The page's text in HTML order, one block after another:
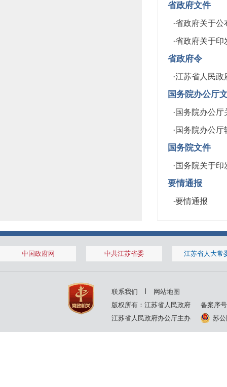
省政府文件
·省政府关于公
·省政府关于印
省政府令
·江苏省人民政
国务院办公厅
·国务院办公厅
·国务院办公厅
国务院文件
·国务院关于印
要情通报
·要情通报
中国政府网 中共江苏省委 江苏省人大常
联系我们
网站地图
版权所有：江苏省人民政府
备案序
江苏省人民政府办公厅主办
苏